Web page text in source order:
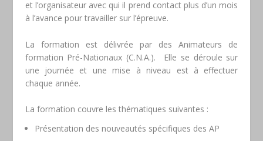
et l’organisateur avec qui il prend contact plus d’un mois
à l’avance pour travailler sur l’épreuve.
La formation est délivrée par des Animateurs de
formation Pré-Nationaux (C.N.A.). Elle se déroule sur
une journée et une mise à niveau est à effectuer
chaque année.
La formation couvre les thématiques suivantes :
Présentation des nouveautés spécifiques des AP